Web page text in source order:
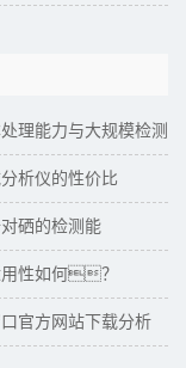
理能力与大规模检测
析仪的性价比
硒的检测能
用性如何？
官方网站下载分析